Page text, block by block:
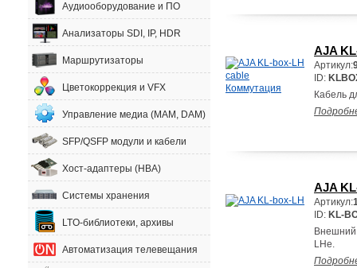
Аудиооборудование и ПО
Анализаторы SDI, IP, HDR
Маршрутизаторы
Цветокоррекция и VFX
Управление медиа (MAM, DAM)
SFP/QSFP модули и кабели
Хост-адаптеры (HBA)
Системы хранения
LTO-библиотеки, архивы
Автоматизация телевещания
AJA
Артикул:
ID:
Кабель
AJA
Артикул:
ID: KL-
Внешний
LHe.